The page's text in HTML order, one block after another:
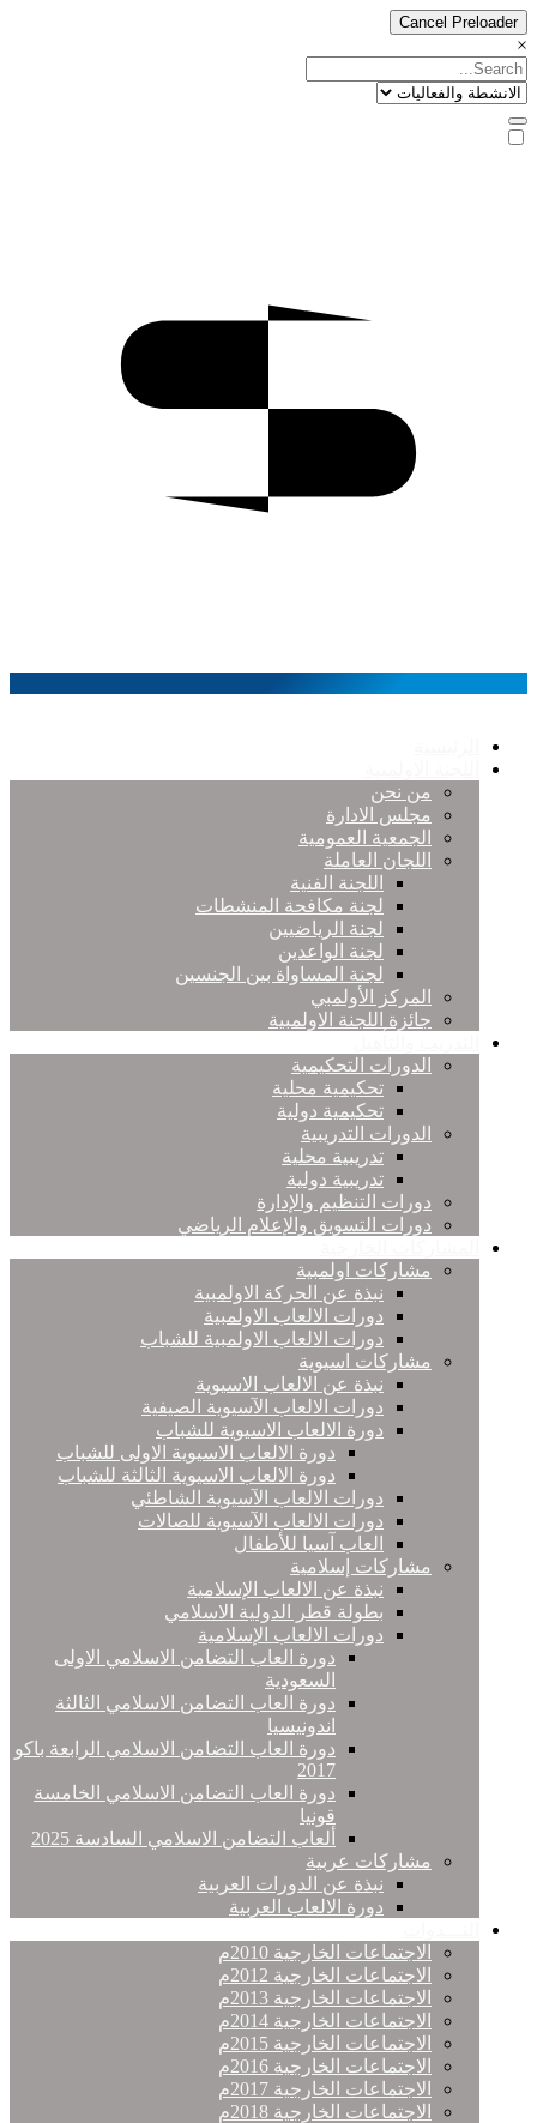
Cancel Preloader
×
من نحن
مجلس الادارة
الجمعية العمومية
اللجان العاملة
اللجنة الفنية
لجنة مكافحة المنشطات
لجنة الرياضيين
لجنة الواعدين
لجنة المساواة بين الجنسين
المركز الأولمبي
جائزة اللجنة الاولمبية
الدورات التحكيمية
تحكيمية محلية
تحكيمية دولية
الدورات التدريبية
تدريبية محلية
تدريبية دولية
دورات التنظيم والإدارة
دورات التسويق والإعلام الرياضي
مشاركات اولمبية
نبذة عن الحركة الاولمبية
دورات الالعاب الاولمبية
دورات الالعاب الاولمبية للشباب
مشاركات اسيوية
نبذة عن الالعاب الاسيوية
دورات الالعاب الآسيوية الصيفية
دورة الالعاب الاسيوية للشباب
دورة الالعاب الاسيوية الاولى للشباب
دورة الالعاب الاسيوية الثالثة للشباب
دورات الالعاب الآسيوية الشاطئي
دورات الالعاب الآسيوية للصالات
العاب آسيا للأطفال
مشاركات إسلامية
نبذة عن الالعاب الإسلامية
بطولة قطر الدولية الاسلامي
دورات الالعاب الإسلامية
دورة العاب التضامن الاسلامي الاولى
السعودية
دورة العاب التضامن الاسلامي الثالثة
اندونيسيا
دورة العاب التضامن الاسلامي الرابعة باكو
2017
دورة العاب التضامن الاسلامي الخامسة
قونيا
ألعاب التضامن الاسلامي السادسة 2025
مشاركات عربية
نبذة عن الدورات العربية
دورة الالعاب العربية
الاجتماعات الخارجية 2010م
الاجتماعات الخارجية 2012م
الاجتماعات الخارجية 2013م
الاجتماعات الخارجية 2014م
الاجتماعات الخارجية 2015م
الاجتماعات الخارجية 2016م
الاجتماعات الخارجية 2017م
الاجتماعات الخارجية 2018م